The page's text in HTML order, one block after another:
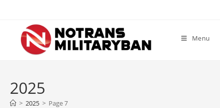
content
Menu
2025
> 2025 > Page 7